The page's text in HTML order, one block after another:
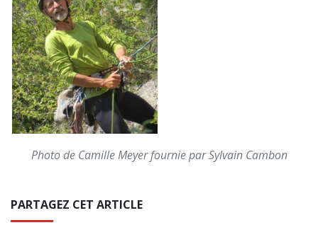
Photo de Camille Meyer fournie par Sylvain Cambon
PARTAGEZ CET ARTICLE